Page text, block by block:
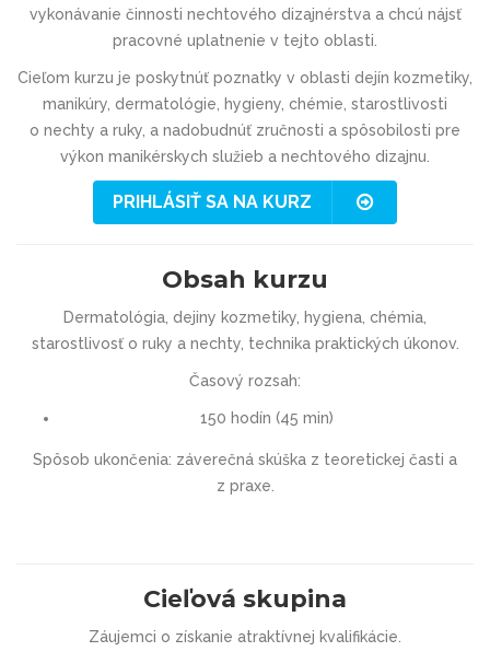
vykonávanie činnosti nechtového dizajnérstva a chcú nájsť
pracovné uplatnenie v tejto oblasti.
Cieľom kurzu je poskytnúť poznatky v oblasti dejín kozmetiky,
manikúry, dermatológie, hygieny, chémie, starostlivosti
o nechty a ruky, a nadobudnúť zručnosti a spôsobilosti pre
výkon manikérskych služieb a nechtového dizajnu.
PRIHLÁSIŤ SA NA KURZ
Obsah kurzu
Dermatológia, dejiny kozmetiky, hygiena, chémia,
starostlivosť o ruky a nechty, technika praktických úkonov.
Časový rozsah:
150 hodín (45 min)
Spôsob ukončenia: záverečná skúška z teoretickej časti a
z praxe.
Cieľová skupina
Záujemci o získanie atraktívnej kvalifikácie.